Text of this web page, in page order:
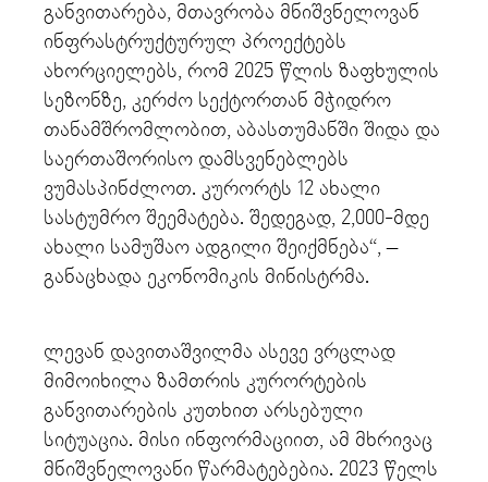
განვითარება, მთავრობა მნიშვნელოვან
ინფრასტრუქტურულ პროექტებს
ახორციელებს, რომ 2025 წლის ზაფხულის
სეზონზე, კერძო სექტორთან მჭიდრო
თანამშრომლობით, აბასთუმანში შიდა და
საერთაშორისო დამსვენებლებს
ვუმასპინძლოთ. კურორტს 12 ახალი
სასტუმრო შეემატება. შედეგად, 2,000-მდე
ახალი სამუშაო ადგილი შეიქმნება“, –
განაცხადა ეკონომიკის მინისტრმა.
ლევან დავითაშვილმა ასევე ვრცლად
მიმოიხილა ზამთრის კურორტების
განვითარების კუთხით არსებული
სიტუაცია. მისი ინფორმაციით, ამ მხრივაც
მნიშვნელოვანი წარმატებებია. 2023 წელს